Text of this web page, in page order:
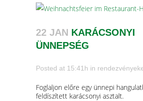
22 JAN KARÁCSONYI
ÜNNEPSÉG
Posted at 15:41h in
Foglaljon előre egy ünnepi
feldíszített karácsonyi asztalt.